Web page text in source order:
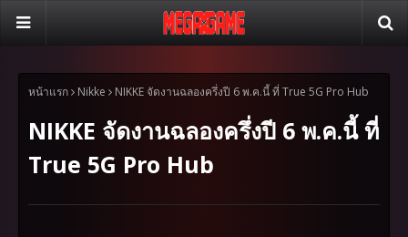
หน้าแรก Nikke NIKKE จัดงานฉลองครึ่งปี 6 พ.ค.นี้ ที่ True 5G Pro Hub
NIKKE จัดงานฉลองครึ่งปี 6 พ.ค.นี้ ที่
True 5G Pro Hub